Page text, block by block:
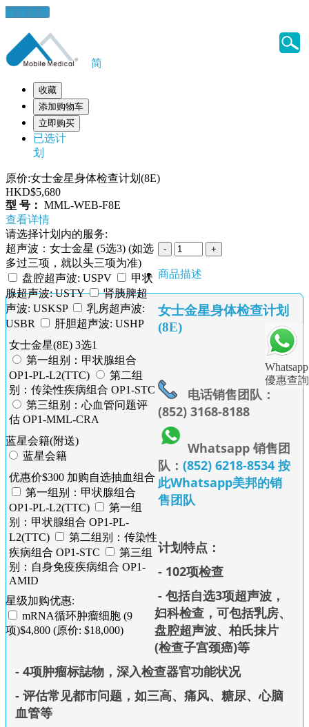
健康錦囊
Whatsapp
優惠查詢
简
收藏
添加购物车
立即购买
已选计
划
原价:女士金星身体检查计划(8E)
HKD$5,680
型 号： MML-WEB-F8E
查看详情
请选择计划内的服务:
超声波：女士金星 (5选3) (如选
多过三项，就以头三项为准)
盘腔超声波: USPV
甲状
腺超声波: USTY
肾胰脾超
声波: USKSP
乳房超声波:
USBR
肝胆超声波: USHP
女士金星(8E) 3选1
第一组别：甲状腺组合
OP1-PL-L2(TTC)
第二组
别：传染性疾病组合 OP1-STC
第三组别：心血管问题评
估 OP1-MML-CRA
蓝星会籍(附送)
蓝星会籍
优惠价$300 加购自选抽血组合
第一组别：甲状腺组合
OP1-PL-L2(TTC)
第一组
别：甲状腺组合 OP1-PL-
L2(TTC)
第二组别：传染性
疾病组合 OP1-STC
第三组
别：自身免疫疾病组合 OP1-
AMID
星级加购优惠:
mRNA循环肿瘤细胞 (9
项)$4,800 (原价: $18,000)
商品描述
女士金星身体检查计划
(8E)
电话销售团队：
(852) 3168-8188
Whatsapp 销售团
队： (852) 6218-8534 按
此Whatsapp美邦的销
售团队
计划特点：
- 102项检查
- 包括自选3项超声波，
妇科检查，可包括乳房、
盘腔超声波、柏氏抹片
(检查子宫颈癌)等
- 4项肿瘤标誌物，深入检查器官功能状况
- 评估常见都市问题，如三高、痛风、糖尿、心脑
血管等